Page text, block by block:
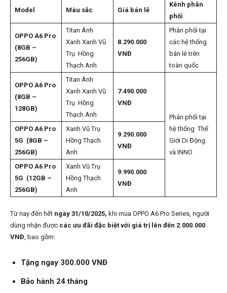
Model Màu sắc Giá bán lẻ
Kênh phân
phối
OPPO A6 Pro
(8GB –
256GB)
Titan Ánh
Xanh Xanh Vũ
Trụ Hồng
Thạch Anh
8.290.000
VNĐ
Phân phối tại
các hệ thống
bán lẻ trên
toàn quốc
OPPO A6 Pro
(8GB –
128GB)
Titan Ánh
Xanh Xanh Vũ
Trụ Hồng
Thạch Anh
7.490.000
VNĐ
Phân phối tại
hệ thống Thế
Giới Di Động
và INNO
OPPO A6 Pro
5G (8GB –
256GB)
Xanh Vũ Trụ
Hồng Thạch
Anh
9.290.000
VNĐ
OPPO A6 Pro
5G (12GB –
256GB)
Xanh Vũ Trụ
Hồng Thạch
Anh
9.990.000
VNĐ
Từ nay đến hết ngày 31/10/2025, khi mua OPPO A6 Pro Series, người
dùng nhận được các ưu đãi đặc biệt với giá trị lên đến 2.000.000
VNĐ, bao gồm:
Tặng ngay 300.000 VNĐ
Bảo hành 24 tháng